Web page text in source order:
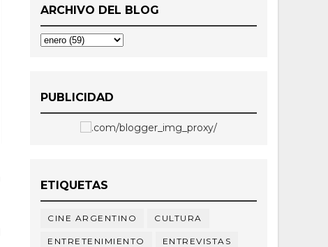
ARCHIVO DEL BLOG
PUBLICIDAD
ETIQUETAS
CINE ARGENTINO CULTURA
ENTRETENIMIENTO ENTREVISTAS